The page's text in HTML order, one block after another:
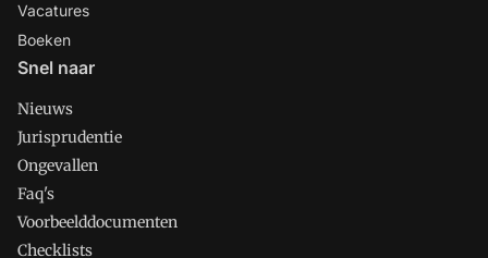
Vacatures
Boeken
Snel naar
Nieuws
Jurisprudentie
Ongevallen
Faq's
Voorbeelddocumenten
Checklists